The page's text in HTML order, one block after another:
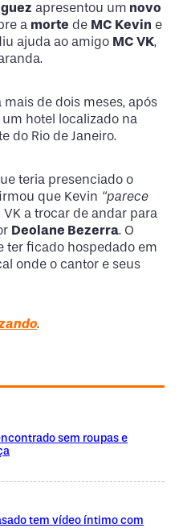
apresentou um novo
a morte de MC Kevin e
ajuda ao amigo MC VK,
de dois meses, após
hotel localizado na
do Rio de Janeiro.
teria presenciado o
que Kevin “parece
a trocar de andar para
Deolane Bezerra. O
ter ficado hospedado em
onde o cantor e seus
.
sem roupas e
tem vídeo íntimo com